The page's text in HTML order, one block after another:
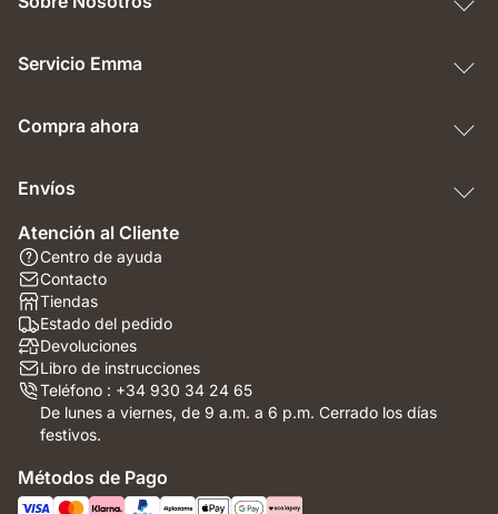
Servicio Emma
Compra ahora
Envíos
Atención al Cliente
Centro de ayuda
Contacto
Tiendas
Estado del pedido
Devoluciones
Libro de instrucciones
Teléfono : +34 930 34 24 65
De lunes a viernes, de 9 a.m. a 6 p.m. Cerrado los días
festivos.
Métodos de Pago